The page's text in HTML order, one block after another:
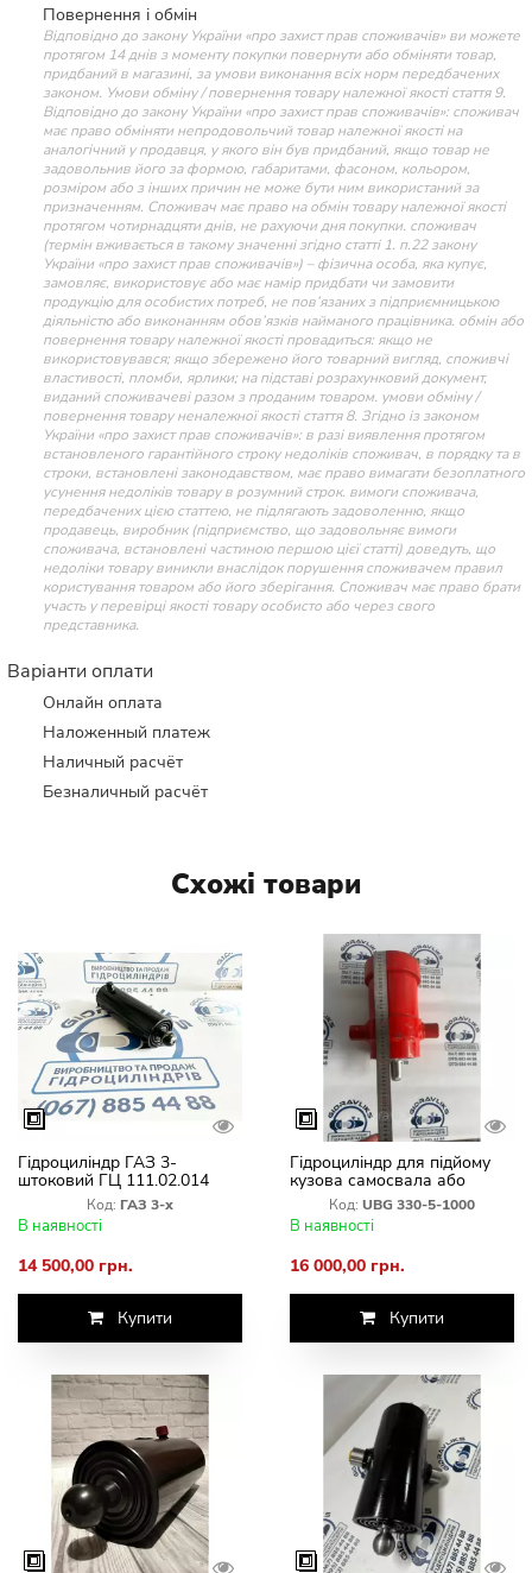
Повернення і обмін
Відповідно до закону України «про захист прав споживачів» ви можете
протягом 14 днів з моменту покупки повернути або обміняти товар,
придбаний в магазині, за умови виконання всіх норм передбачених
законом. Умови обміну / повернення товару належної якості стаття 9.
Відповідно до закону України «про захист прав споживачів»: споживач
має право обміняти непродовольчий товар належної якості на
аналогічний у продавця, у якого він був придбаний, якщо товар не
задовольнив його за формою, габаритами, фасоном, кольором,
розміром або з інших причин не може бути ним використаний за
призначенням. Споживач має право на обмін товару належної якості
протягом чотирнадцяти днів, не рахуючи дня покупки. споживач
(термін вживається в такому значенні згідно статті 1. п.22 закону
України «про захист прав споживачів») – фізична особа, яка купує,
замовляє, використовує або має намір придбати чи замовити
продукцію для особистих потреб, не пов’язаних з підприємницькою
діяльністю або виконанням обов’язків найманого працівника. обмін або
повернення товару належної якості провадиться: якщо не
використовувався; якщо збережено його товарний вигляд, споживчі
властивості, пломби, ярлики; на підставі розрахунковий документ,
виданий споживачеві разом з проданим товаром. умови обміну /
повернення товару неналежної якості стаття 8. Згідно із законом
України «про захист прав споживачів»: в разі виявлення протягом
встановленого гарантійного строку недоліків споживач, в порядку та в
строки, встановлені законодавством, має право вимагати безоплатного
усунення недоліків товару в розумний строк. вимоги споживача,
передбачених цією статтею, не підлягають задоволенню, якщо
продавець, виробник (підприємство, що задовольняє вимоги
споживача, встановлені частиною першою цієї статті) доведуть, що
недоліки товару виникли внаслідок порушення споживачем правил
користування товаром або його зберігання. Споживач має право брати
участь у перевірці якості товару особисто або через свого
представника.
Варіанти оплати
Онлайн оплата
Наложенный платеж
Наличный расчёт
Безналичный расчёт
Схожі товари
Гідроциліндр ГАЗ 3-
штоковий ГЦ 111.02.014
Код: ГАЗ 3-х
В наявності
14 500,00 грн.
Купити
Гідроциліндр для підйому
кузова самосвала або
причепа до 8т UBG 330-5-
1000 Код: UBG 330-5-1000
В наявності
16 000,00 грн.
Купити